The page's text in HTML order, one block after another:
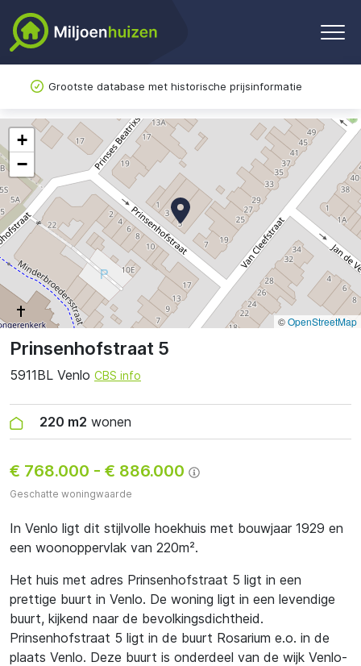
Grootste database met historische prijsinformatie
Prinsenhofstraat 5
5911BL Venlo CBS info
220 m2 wonen
€ 768.000 - € 886.000
Geschatte woningwaarde
In Venlo ligt dit stijlvolle hoekhuis met bouwjaar 1929 en
een woonoppervlak van 220m².
Het huis met adres Prinsenhofstraat 5 ligt in een
prettige buurt in Venlo. De woning ligt in een levendige
buurt, kijkend naar de bevolkingsdichtheid.
Prinsenhofstraat 5 ligt in de buurt Rosarium e.o. in de
plaats Venlo. Deze buurt is onderdeel van de wijk Venlo-
+
−
©OpenStreetMap